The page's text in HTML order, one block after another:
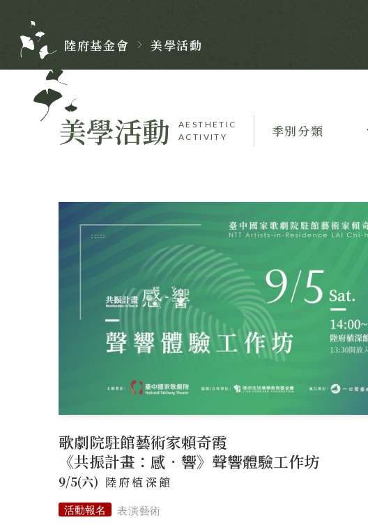
陸府基金會 美學活動
美學活動
AESTHETIC
ACTIVITY
歌劇院駐館藝術家賴奇霞
《共振計畫：感．響》聲響體驗工作坊
9/5(六) 陸府植深館
表演藝術